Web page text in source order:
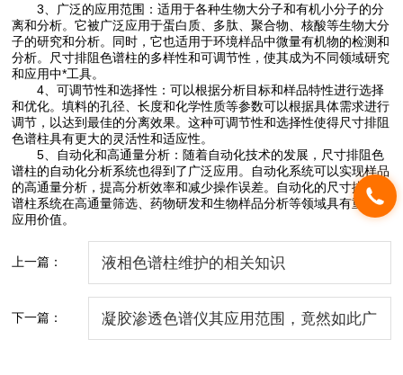
3、广泛的应用范围：适用于各种生物大分子和有机小分子的分
离和分析。它被广泛应用于蛋白质、多肽、聚合物、核酸等生物大分
子的研究和分析。同时，它也适用于环境样品中微量有机物的检测和
分析。尺寸排阻色谱柱的多样性和可调节性，使其成为不同领域研究
和应用中*工具。
4、可调节性和选择性：可以根据分析目标和样品特性进行选择
和优化。填料的孔径、长度和化学性质等参数可以根据具体需求进行
调节，以达到最佳的分离效果。这种可调节性和选择性使得尺寸排阻
色谱柱具有更大的灵活性和适应性。
5、自动化和高通量分析：随着自动化技术的发展，尺寸排阻色
谱柱的自动化分析系统也得到了广泛应用。自动化系统可以实现样品
的高通量分析，提高分析效率和减少操作误差。自动化的尺寸排阻色
谱柱系统在高通量筛选、药物研发和生物样品分析等领域具有重要的
应用价值。
上一篇： 液相色谱柱维护的相关知识
下一篇： 凝胶渗透色谱仪其应用范围，竟然如此广